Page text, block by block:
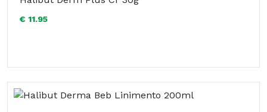
€ 11.95